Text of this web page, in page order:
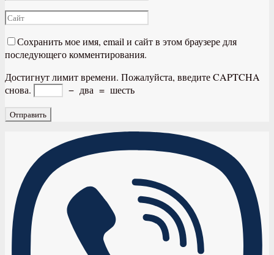
Сохранить мое имя, email и сайт в этом браузере для
последующего комментирования.
Достигнут лимит времени. Пожалуйста, введите CAPTCHA
снова.
− два = шесть